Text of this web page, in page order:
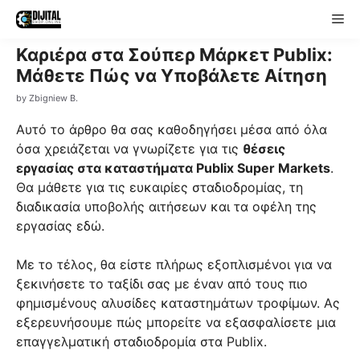
Skip
content
Καριέρα στα Σούπερ Μάρκετ Publix:
Μάθετε Πώς να Υποβάλετε Αίτηση
by Zbigniew B.
Αυτό το άρθρο θα σας καθοδηγήσει μέσα από όλα
όσα χρειάζεται να γνωρίζετε για τις θέσεις
εργασίας στα καταστήματα Publix Super Markets.
Θα μάθετε για τις ευκαιρίες σταδιοδρομίας, τη
διαδικασία υποβολής αιτήσεων και τα οφέλη της
εργασίας εδώ.
Με το τέλος, θα είστε πλήρως εξοπλισμένοι για να
ξεκινήσετε το ταξίδι σας με έναν από τους πιο
φημισμένους αλυσίδες καταστημάτων τροφίμων. Ας
εξερευνήσουμε πώς μπορείτε να εξασφαλίσετε μια
επαγγελματική σταδιοδρομία στα Publix.